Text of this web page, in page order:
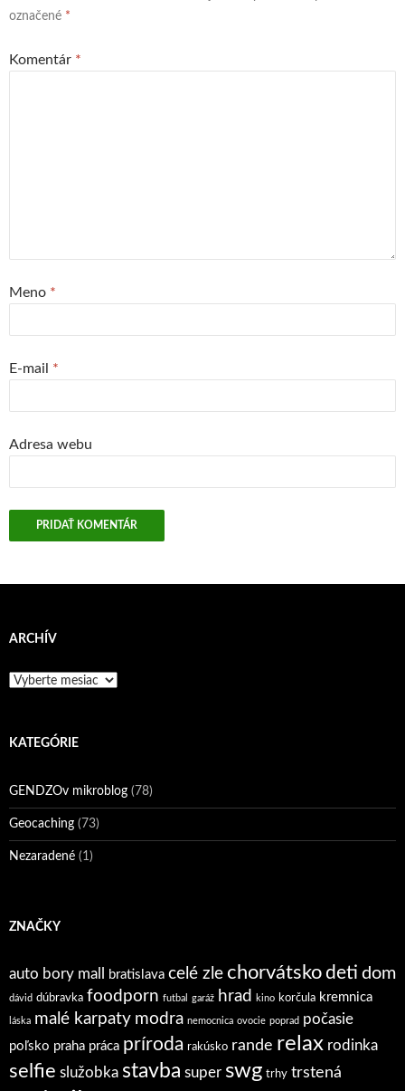
označené *
Komentár *
Meno *
E-mail *
Adresa webu
ARCHÍV
Archív
KATEGÓRIE
GENDZOv mikroblog (78)
Geocaching (73)
Nezaradené (1)
ZNAČKY
auto bory mall bratislava celé zle chorvátsko deti dom
dávid dúbravka foodporn futbal garáž hrad kino korčula kremnica
láska malé karpaty modra nemocnica ovocie poprad počasie
poľsko praha práca príroda rakúsko rande relax rodinka
selfie služobka stavba super swg trhy trstená